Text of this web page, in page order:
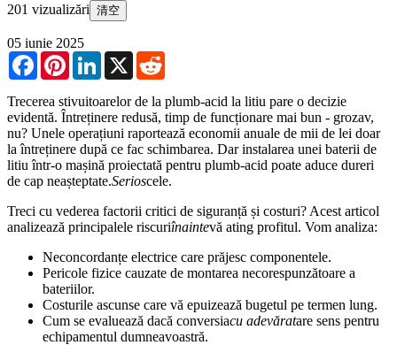
201 vizualizări 清空
05 iunie 2025
FacebookPinterestLinkedIn
X
Trecerea stivuitoarelor de la plumb-acid la litiu pare o decizie
evidentă. Întreținere redusă, timp de funcționare mai bun - grozav,
nu? Unele operațiuni raportează economii anuale de mii de lei doar
la întreținere după ce fac schimbarea. Dar instalarea unei baterii de
litiu într-o mașină proiectată pentru plumb-acid poate aduce dureri
de cap neașteptate.Serioscele.
Treci cu vederea factorii critici de siguranță și costuri? Acest articol
analizează principalele riscuriînaintevă ating profitul. Vom analiza:
Neconcordanțe electrice care prăjesc componentele.
Pericole fizice cauzate de montarea necorespunzătoare a
bateriilor.
Costurile ascunse care vă epuizează bugetul pe termen lung.
Cum se evaluează dacă conversiacu adevăratare sens pentru
echipamentul dumneavoastră.